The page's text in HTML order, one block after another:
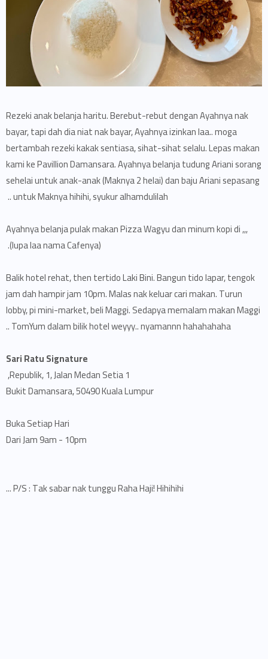
Rezeki anak belanja haritu. Berebut-rebut dengan Ayahnya nak
bayar, tapi dah dia niat nak bayar, Ayahnya izinkan laa.. moga
bertambah rezeki kakak sentiasa, sihat-sihat selalu. Lepas makan
kami ke Pavillion Damansara. Ayahnya belanja tudung Ariani sorang
sehelai untuk anak-anak (Maknya 2 helai) dan baju Ariani sepasang
untuk Maknya hihihi, syukur alhamdulilah ..
Ayahnya belanja pulak makan Pizza Wagyu dan minum kopi di ,,,
(lupa laa nama Cafenya).
Balik hotel rehat, then tertido Laki Bini. Bangun tido lapar, tengok
jam dah hampir jam 10pm. Malas nak keluar cari makan. Turun
lobby, pi mini-market, beli Maggi. Sedapya memalam makan Maggi
TomYum dalam bilik hotel weyyy.. nyamannn hahahahaha ..
Sari Ratu Signature
Republik, 1, Jalan Medan Setia 1,
Bukit Damansara, 50490 Kuala Lumpur
Buka Setiap Hari
Dari Jam 9am - 10pm
P/S : Tak sabar nak tunggu Raha Haji! Hihihihi ...